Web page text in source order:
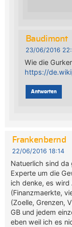
Baudimont
23/06/2016
Wie die
https://
Antworten
Frankenbernd
22/06/2016 18:14
Natuerlich sind da
Experte um die
ich denke, es
(Finanzmaerkte,
(Zoelle, Grenzen,
GB und jedem
eben weil ich es